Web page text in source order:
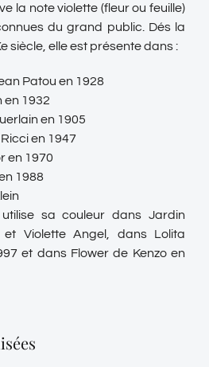
la note violette (fleur ou feuille)
du grand public. Dés la
siècle, elle est présente dans :
Patou en 1928
en 1932
en 1905
en 1947
en 1970
1988
sa couleur dans Jardin
et Violette Angel, dans Lolita
et dans Flower de Kenzo en